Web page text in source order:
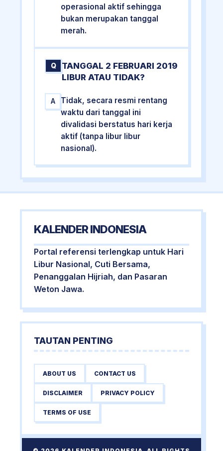
operasional aktif sehingga
bukan merupakan tanggal
merah.
Q
TANGGAL 2 FEBRUARI 2019
LIBUR ATAU TIDAK?
A
Tidak, secara resmi rentang
waktu dari tanggal ini
divalidasi berstatus hari kerja
aktif (tanpa libur libur
nasional).
KALENDER INDONESIA
Portal referensi terlengkap untuk Hari
Libur Nasional, Cuti Bersama,
Penanggalan Hijriah, dan Pasaran
Weton Jawa.
TAUTAN PENTING
ABOUT US CONTACT US
DISCLAIMER PRIVACY POLICY
TERMS OF USE